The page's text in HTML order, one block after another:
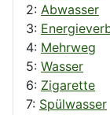
2: Abwasser
3:
4: Mehrweg
5: Wasser
6: Zigarette
7: Spülwasser